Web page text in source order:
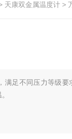
天康双金属温度计 >
满足不同压力等级